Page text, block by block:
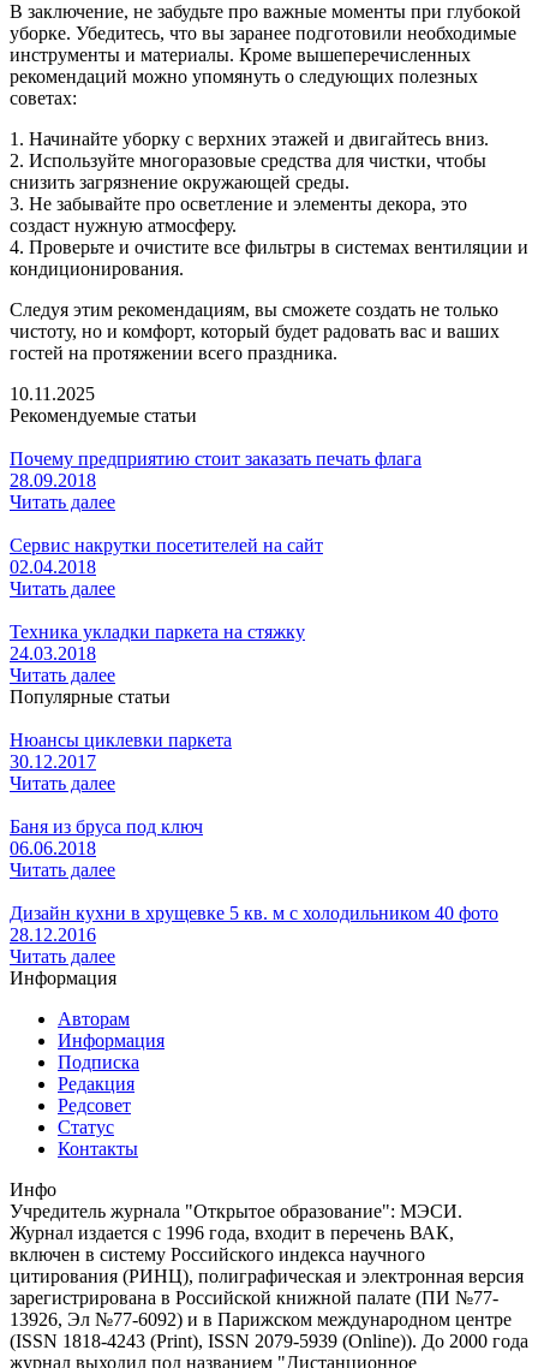
В заключение, не забудьте про важные моменты при глубокой
уборке. Убедитесь, что вы заранее подготовили необходимые
инструменты и материалы. Кроме вышеперечисленных
рекомендаций можно упомянуть о следующих полезных
советах:
1. Начинайте уборку с верхних этажей и двигайтесь вниз.
2. Используйте многоразовые средства для чистки, чтобы
снизить загрязнение окружающей среды.
3. Не забывайте про осветление и элементы декора, это
создаст нужную атмосферу.
4. Проверьте и очистите все фильтры в системах вентиляции и
кондиционирования.
Следуя этим рекомендациям, вы сможете создать не только
чистоту, но и комфорт, который будет радовать вас и ваших
гостей на протяжении всего праздника.
10.11.2025
Рекомендуемые статьи
Почему предприятию стоит заказать печать флага
28.09.2018
Читать далее
Сервис накрутки посетителей на сайт
02.04.2018
Читать далее
Техника укладки паркета на стяжку
24.03.2018
Читать далее
Популярные статьи
Нюансы циклевки паркета
30.12.2017
Читать далее
Баня из бруса под ключ
06.06.2018
Читать далее
Дизайн кухни в хрущевке 5 кв. м с холодильником 40 фото
28.12.2016
Читать далее
Информация
Авторам
Информация
Подписка
Редакция
Редсовет
Статус
Контакты
Инфо
Учредитель журнала "Открытое образование": МЭСИ.
Журнал издается с 1996 года, входит в перечень ВАК,
включен в систему Российского индекса научного
цитирования (РИНЦ), полиграфическая и электронная версия
зарегистрирована в Российской книжной палате (ПИ №77-
13926, Эл №77-6092) и в Парижском международном центре
(ISSN 1818-4243 (Print), ISSN 2079-5939 (Online)). До 2000 года
журнал выходил под названием "Дистанционное